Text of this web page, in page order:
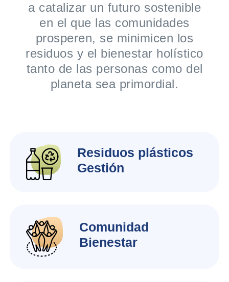
a catalizar un futuro sostenible
en el que las comunidades
prosperen, se minimicen los
residuos y el bienestar holístico
tanto de las personas como del
planeta sea primordial.
Residuos plásticos
Gestión
Comunidad
Bienestar